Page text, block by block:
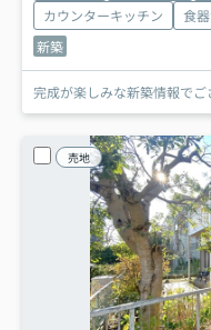
カウンターキッチン
食
新築
完成が楽しみな新築情報でご
売地